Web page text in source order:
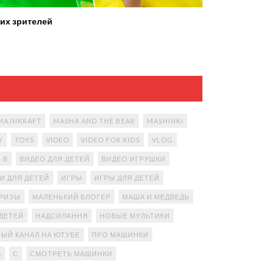
зрителей
MASHA AND THE BEAR MASHINKI
TOYS VIDEO VIDEO FOR KIDS VLOG
В ВИДЕО ДЛЯ ДЕТЕЙ ВИДЕО ИГРУШКИ
ДЛЯ ДЕТЕЙ ИГРЫ ИГРЫ ДЛЯ ДЕТЕЙ
МАЛЕНЬКИЙ БЛОГЕР МАША И МЕДВЕДЬ
НАДСИЛАННЯ НОВЫЕ МУЛЬТИКИ
КАНАЛ НА ЮТУБЕ ПРО МАШИНКИ
С СМОТРЕТЬ МАШИНКИ